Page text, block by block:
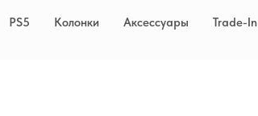
PS5 Колонки Аксессуары
Trade-In